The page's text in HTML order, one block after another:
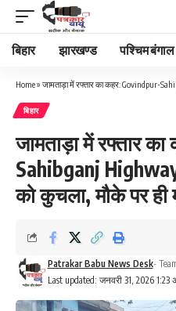
बिहार झारखण्ड पश्चिम बंगाल
Home» जामताड़ा में रफ्तार का कहर: Govindpur-
बिहार
जामताड़ा में रफ्तार
Sahibganj
को कुचला, मौके पर ही
Last updated: जनवरी 31, 2026 1:23
Patrakar Babu News Desk-